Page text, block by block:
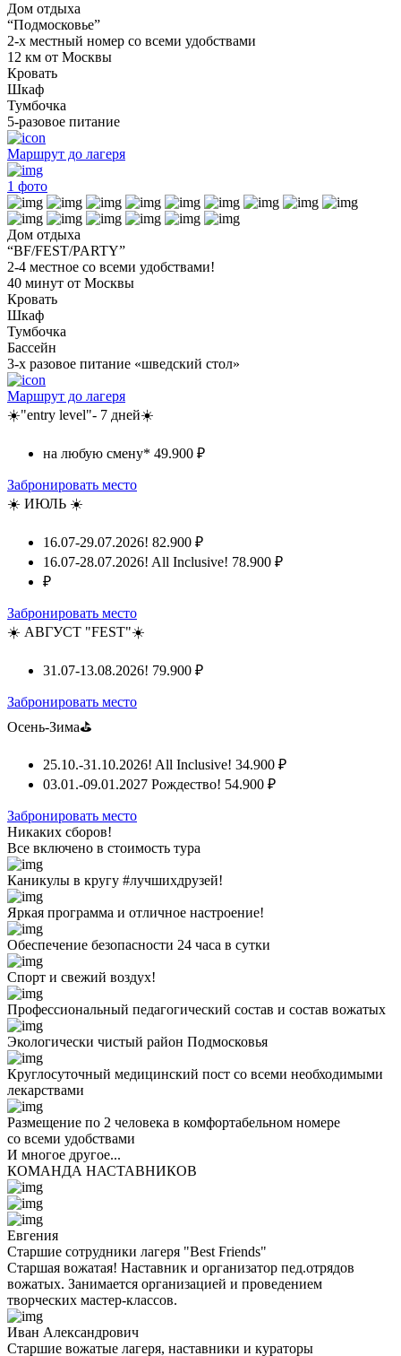
Дом отдыха
“Подмосковье”
2-х местный номер со всеми удобствами
12 км от Москвы
Кровать
Шкаф
Тумбочка
5-разовое питание
Маршрут до лагеря
1 фото
Дом отдыха
“BF/FEST/PARTY”
2-4 местное со всеми удобствами!
40 минут от Москвы
Кровать
Шкаф
Тумбочка
Бассейн
3-х разовое питание «шведский стол»
Маршрут до лагеря
☀️"entry level"- 7 дней☀️
на любую смену* 49.900 ₽
Забронировать место
☀️ ИЮЛЬ ☀️
16.07-29.07.2026! 82.900 ₽
16.07-28.07.2026! All Inclusive! 78.900 ₽
₽
Забронировать место
☀️ АВГУСТ "FEST"☀️
31.07-13.08.2026! 79.900 ₽
Забронировать место
Осень-Зима⛳
25.10.-31.10.2026! All Inclusive! 34.900 ₽
03.01.-09.01.2027 Рождество! 54.900 ₽
Забронировать место
Никаких сборов!
Все включено в стоимость тура
Каникулы в кругу #лучшихдрузей!
Яркая программа и отличное настроение!
Обеспечение безопасности 24 часа в сутки
Спорт и свежий воздух!
Профессиональный педагогический состав и состав вожатых
Экологически чистый район Подмосковья
Круглосуточный медицинский пост со всеми необходимыми
лекарствами
Размещение по 2 человека в комфортабельном номере
со всеми удобствами
И многое другое...
КОМАНДА НАСТАВНИКОВ
Евгения
Старшие сотрудники лагеря "Best Friends"
Старшая вожатая! Наставник и организатор пед.отрядов
вожатых. Занимается организацией и проведением
творческих мастер-классов.
Иван Александрович
Старшие вожатые лагеря, наставники и кураторы